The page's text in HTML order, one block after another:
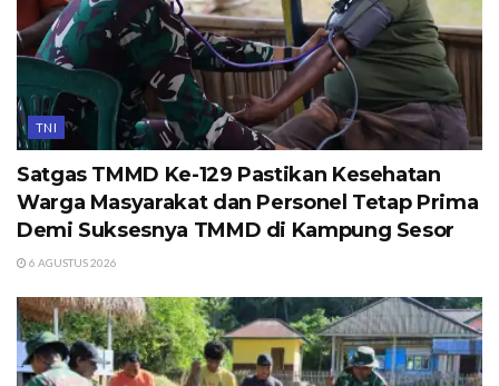
TNI
Satgas TMMD Ke-129 Pastikan Kesehatan
Warga Masyarakat dan Personel Tetap Prima
Demi Suksesnya TMMD di Kampung Sesor
6 AGUSTUS 2026